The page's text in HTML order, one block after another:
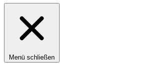
Menü schließen